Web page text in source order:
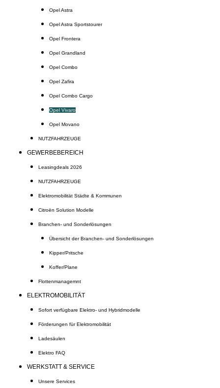
Opel Astra
Opel Astra Sportstourer
Opel Frontera
Opel Grandland
Opel Combo
Opel Zafira
Opel Combo Cargo
Opel Vivaro
Opel Movano
NUTZFAHRZEUGE
GEWERBEBEREICH
Leasingdeals 2026
NUTZFAHRZEUGE
Elektromobilität Städte & Kommunen
Citroën Solution Modelle
Branchen- und Sonderlösungen
Übersicht der Branchen- und Sonderlösungen
Kipper/Pritsche
Koffer/Plane
Flottenmanagemnt
ELEKTROMOBILITÄT
Sofort verfügbare Elektro- und Hybridmodelle
Förderungen für Elektromobilität
Ladesäulen
Elektro FAQ
WERKSTATT & SERVICE
Unsere Services